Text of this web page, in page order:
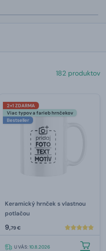
182 produktov
2+1 ZDARMA
Viac typov a farieb hrnčekov
Bestseller
Keramický hrnček s vlastnou
potlačou
9,79 €
U VÁS:10.8.2026